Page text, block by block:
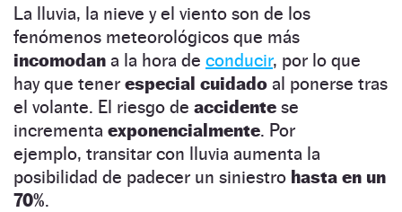
La lluvia, la nieve y el viento son de los
fenómenos meteorológicos que más
incomodan a la hora de conducir, por lo que
hay que tener especial cuidado al ponerse tras
el volante. El riesgo de accidente se
incrementa exponencialmente. Por
ejemplo, transitar con lluvia aumenta la
posibilidad de padecer un siniestro hasta en un
70%.